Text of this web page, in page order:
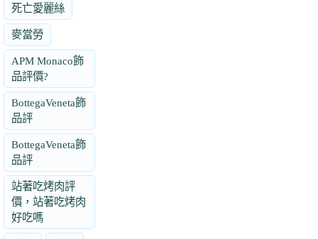
死亡愛麗絲
麥當勞
APM Monaco飾
品評價?
BottegaVeneta飾
品評
BottegaVeneta飾
品評
站著吃烤肉評
價，站著吃烤肉
好吃嗎